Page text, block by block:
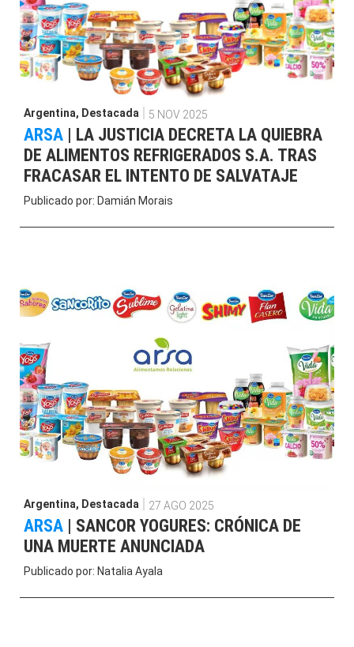
Argentina, Destacada 5 NOV 2025
ARSA
LA JUSTICIA DECRETA LA QUIEBRA
DE ALIMENTOS REFRIGERADOS S.A. TRAS
FRACASAR EL INTENTO DE SALVATAJE
Publicado por: Damián Morais
Argentina, Destacada 27 AGO 2025
ARSA | SANCOR YOGURES: CRÓNICA DE
UNA MUERTE ANUNCIADA
Publicado por: Natalia Ayala